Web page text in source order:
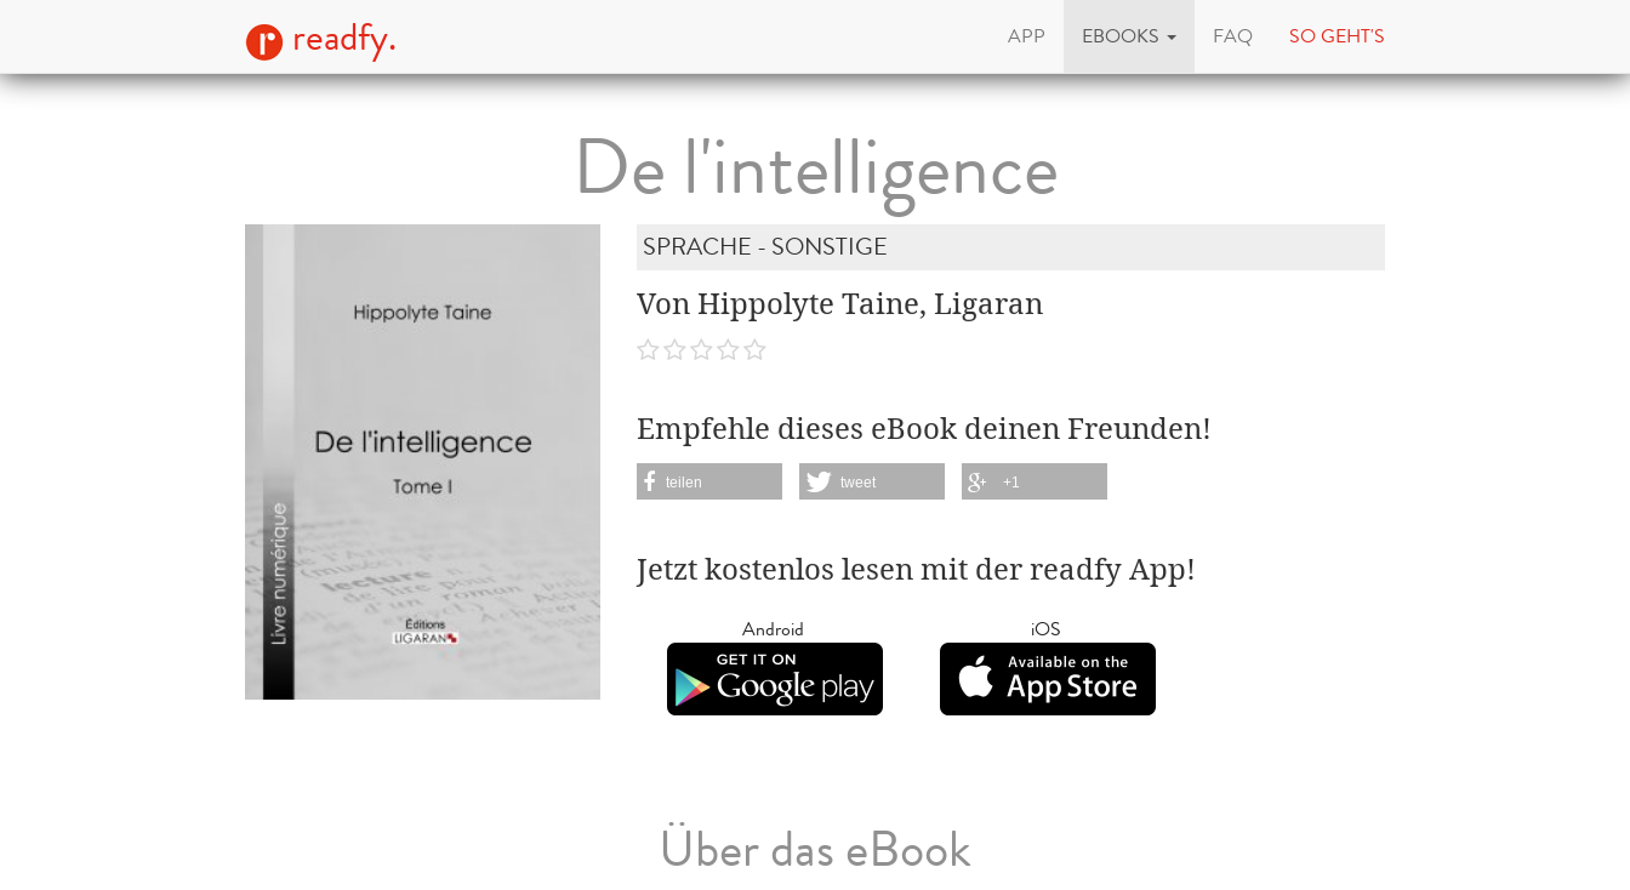
readfy. APP EBOOKS FAQ SO GEHT'S
De l'intelligence
SPRACHE - SONSTIGE
Von Hippolyte Taine, Ligaran
Empfehle dieses eBook deinen Freunden!
teilen tweet +1
Jetzt kostenlos lesen mit der readfy App!
Android iOS
Über das eBook